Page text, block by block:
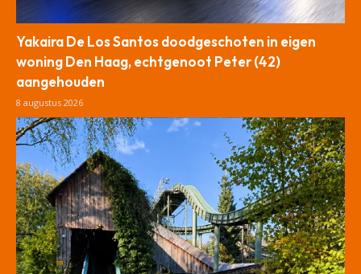
Yakaira De Los Santos doodgeschoten in eigen
woning Den Haag, echtgenoot Peter (42)
aangehouden
8 augustus 2026